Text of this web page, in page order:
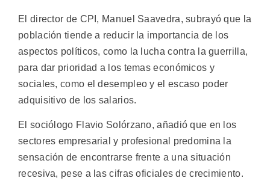
El director de CPI, Manuel Saavedra, subrayó que la
población tiende a reducir la importancia de los
aspectos políticos, como la lucha contra la guerrilla,
para dar prioridad a los temas económicos y
sociales, como el desempleo y el escaso poder
adquisitivo de los salarios.
El sociólogo Flavio Solórzano, añadió que en los
sectores empresarial y profesional predomina la
sensación de encontrarse frente a una situación
recesiva, pese a las cifras oficiales de crecimiento.